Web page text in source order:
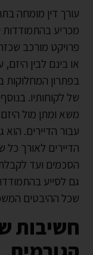
עורך דין מומחה
מכריע
פרויקט מורכב
או בינם לבין היזם,
בפתרון המחלוקות
של לקוחותיו.
משא ומתן מול
עבור הדיירים.
הדיירים לאורך
הסכמים ועד לקבלת
גם לסייע
שכל ההיבטים
חשיבות